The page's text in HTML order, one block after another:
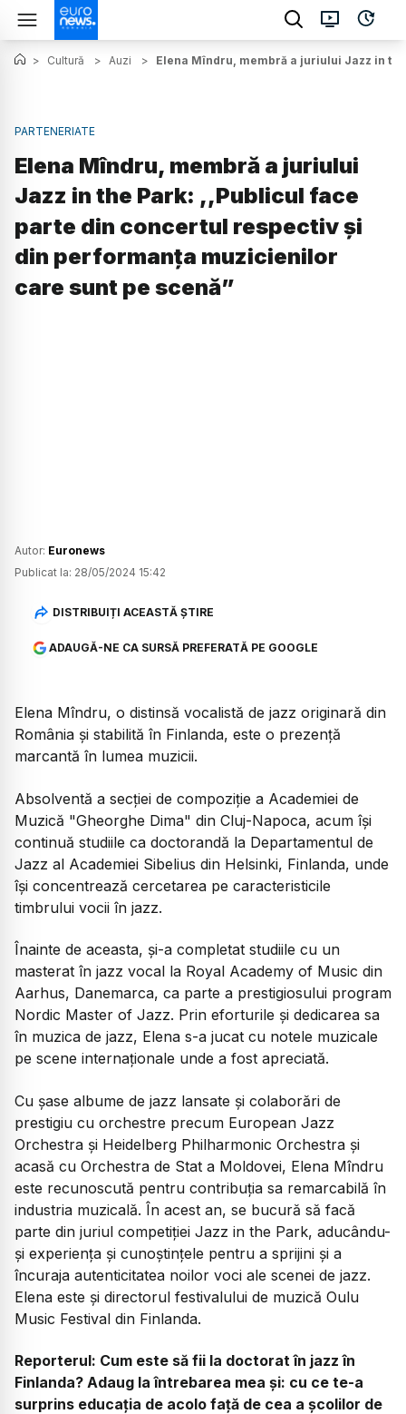
> Cultură > Auzi > Elena Mîndru, membră a juriului Jazz in
PARTENERIATE
Elena Mîndru, membră a juriului
Jazz in the Park: ,,Publicul face
parte din concertul respectiv și
din performanța muzicienilor
care sunt pe scenă”
Autor: Euronews
Publicat la: 28/05/2024 15:42
DISTRIBUIȚI ACEASTĂ ȘTIRE
ADAUGĂ-NE CA SURSĂ PREFERATĂ PE GOOGLE
Elena Mîndru, o distinsă vocalistă de jazz originară din
România și stabilită în Finlanda, este o prezență
marcantă în lumea muzicii.
Absolventă a secției de compoziție a Academiei de
Muzică "Gheorghe Dima" din Cluj-Napoca, acum își
continuă studiile ca doctorandă la Departamentul de
Jazz al Academiei Sibelius din Helsinki, Finlanda, unde
își concentrează cercetarea pe caracteristicile
timbrului vocii în jazz.
Înainte de aceasta, și-a completat studiile cu un
masterat în jazz vocal la Royal Academy of Music din
Aarhus, Danemarca, ca parte a prestigiosului program
Nordic Master of Jazz. Prin eforturile și dedicarea sa
în muzica de jazz, Elena s-a jucat cu notele muzicale
pe scene internaționale unde a fost apreciată.
Cu șase albume de jazz lansate și colaborări de
prestigiu cu orchestre precum European Jazz
Orchestra și Heidelberg Philharmonic Orchestra și
acasă cu Orchestra de Stat a Moldovei, Elena Mîndru
este recunoscută pentru contribuția sa remarcabilă în
industria muzicală. În acest an, se bucură să facă
parte din juriul competiției Jazz in the Park, aducându-
și experiența și cunoștințele pentru a sprijini și a
încuraja autenticitatea noilor voci ale scenei de jazz.
Elena este și directorul festivalului de muzică Oulu
Music Festival din Finlanda.
Reporterul: Cum este să fii la doctorat în jazz în
Finlanda? Adaug la întrebarea mea și: cu ce te-a
surprins educația de acolo față de cea a școlilor de